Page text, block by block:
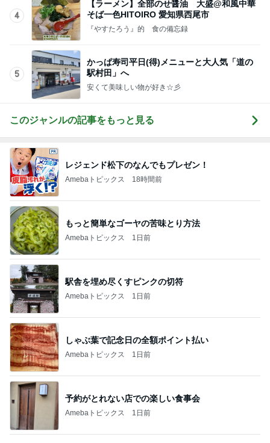
4
【ラーメン】全部のせ醤油 大盛@和風中華
そば一色HITOIRO 愛知県西尾市
『やすたろう』的 食の備忘録
5
かっぱ寿司平日(得)メニューと大人気「道の
駅村田」へ
安くて美味しい物が好き☆彡
このジャンルの記事をもっと見る
レジェンド松下のなんでもプレゼン！
Amebaトピックス 18時間前
もっと簡単なゴーヤの苦味とり方法
Amebaトピックス 1日前
駅舎を埋め尽くすピンクの切符
Amebaトピックス 1日前
しゃぶ葉で記念日の全額ポイント払い
Amebaトピックス 1日前
予約がとれない店での楽しい食事会
Amebaトピックス 1日前